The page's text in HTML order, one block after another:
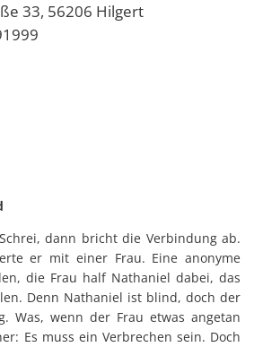
33, 56206 Hilgert
dann bricht die Verbindung ab.
er mit einer Frau. Eine anonyme
die Frau half Nathaniel dabei, das
Denn Nathaniel ist blind, doch der
Was, wenn der Frau etwas angetan
Es muss ein Verbrechen sein. Doch